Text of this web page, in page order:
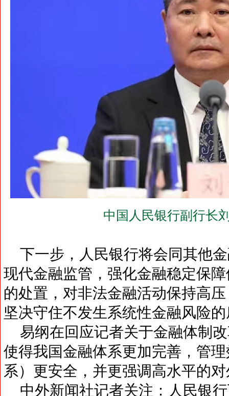
中国人民银行副行长
下一步，人民银行将会同其他
现代金融监管，强化金融稳定保
的处置，对非法金融活动保持高
坚决守住不发生系统性金融风险
易纲在回应记者关于金融体制
使得我国金融体系更加完善，管
系）更安全，并更强调高水平的
中外新闻社记者关注：人民银